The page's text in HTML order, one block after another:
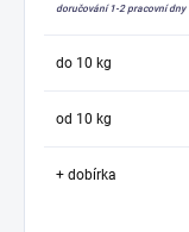
doručování 1-2 pracovní dny
do 10 kg
od 10 kg
+ dobírka